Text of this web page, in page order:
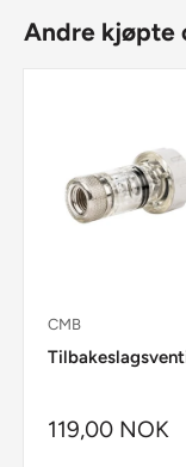
Andre kjøpte
CMB
119,00 NOK